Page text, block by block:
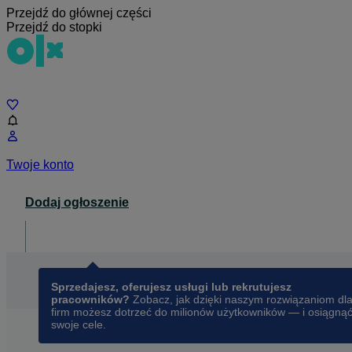
Przejdź do głównej części
Przejdź do stopki
Twoje konto
Dodaj ogłoszenie
Sprzedajesz, oferujesz usługi lub rekrutujesz
pracowników? Zobacz, jak dzięki naszym rozwiązaniom dla
firm możesz dotrzeć do milionów użytkowników — i osiągnąć
swoje cele.